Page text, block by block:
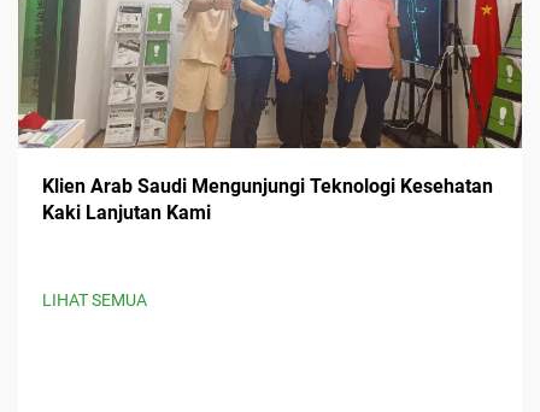
Klien Arab Saudi Mengunjungi Teknologi Kesehatan
Kaki Lanjutan Kami
LIHAT SEMUA